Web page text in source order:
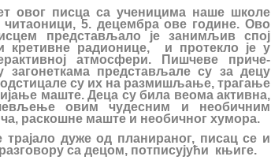
писца са ученицима наше школе
читаоници, 5. децембра ове године. Ово
представљало је занимљив спој
кретивне радионице, и протекло је у
атмосфери. Пишчеве приче-
загонеткама представљале су за децу
су их на размишљање, трагање
маште. Деца су била веома активна,
овим чудесним и необичним
раскошне маште и необичног хумора.
дуже од планираног, писац се и
са децом, потписујући књиге.